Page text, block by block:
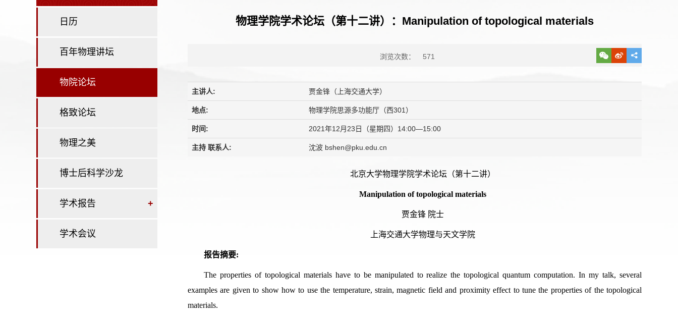
日历
百年物理讲坛
物院论坛
格致论坛
物理之美
博士后科学沙龙
学术报告 +
学术会议
物理学院学术论坛（第十二讲）：Manipulation of topological materials
浏览次数： 571
主讲人: 贾金锋（上海交通大学）
地点: 物理学院思源多功能厅（西301）
时间: 2021年12月23日（星期四）14:00—15:00
主持 联系人: 沈波 bshen@pku.edu.cn
北京大学物理学院学术论坛（第十二讲）
Manipulation of topological materials
贾金锋 院士
上海交通大学物理与天文学院
报告摘要:
The properties of topological materials have to be manipulated to realize the topological quantum computation. In my talk, several
examples are given to show how to use the temperature, strain, magnetic field and proximity effect to tune the properties of the topological
materials.